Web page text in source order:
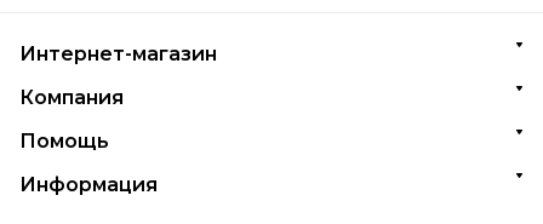
Интернет-магазин
Компания
Помощь
Информация